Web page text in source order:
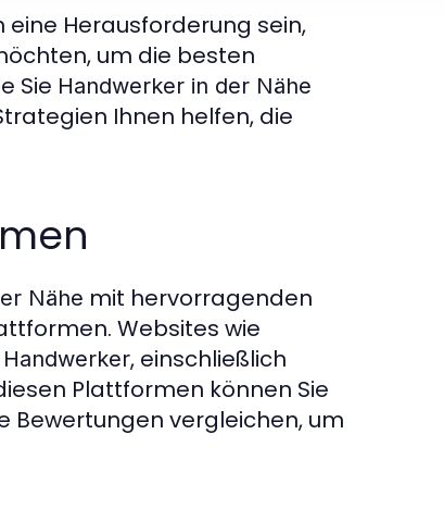
eine Herausforderung sein,
um die besten
Sie Handwerker in der Nähe
Ihnen helfen, die
Nähe mit hervorragenden
Websites wie
Handwerker, einschließlich
Plattformen können Sie
Bewertungen vergleichen, um